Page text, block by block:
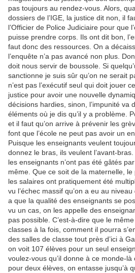
pas toujours au rendez-vous. Alors,
dossiers de l’IGE, la justice dit non, il
l’Officier de Police Judiciaire pour que
puisse prendre corps. Ils ont dit bon,
faut donc des ressources. On a
l’enquête n’a pas avancé non plus.
doit nous servir de boussole. Si
sanctionne je suis sûr qu’on ne serait
n’est pas l’exécutif seul qui doit jouer
justice pour avoir une nouvelle
décisions hardies, sinon, l’impunité va
éléments où je dis qu’il y a problème.
et il faut qu’on arrive à prévenir les
font que l’école ne peut pas avoir un
Puisque les enseignants veulent
donnez le bras, ils veulent l’avant-
les enseignants n’ont pas été gâtés
même. Que ce soit de la maternelle, le
les salaires ont pratiquement été
vu l’échec massif qu’on a eu au
a que la qualité des enseignants se
vu un cas, on les appelle des
pas possible. C’est-à-dire que le
classes à la fois, comment il pourra
des salles de classe tout près d’ici à
on voit 107 élèves pour un seul
voulez-vous qu’il donne à ce monde-
pour deux élèves, on entasse jusqu’à